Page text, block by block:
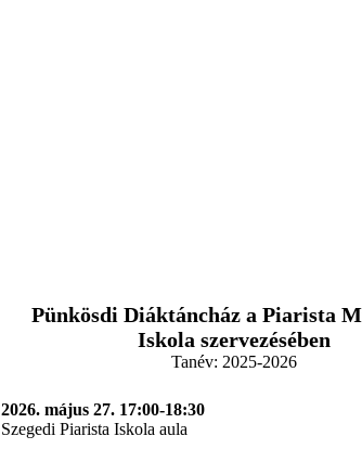
Pünkösdi Diáktáncház a Piarista
Iskola szervezésében
Tanév: 2025-2026
2026. május 27. 17:00-18:30
Szegedi Piarista Iskola aula